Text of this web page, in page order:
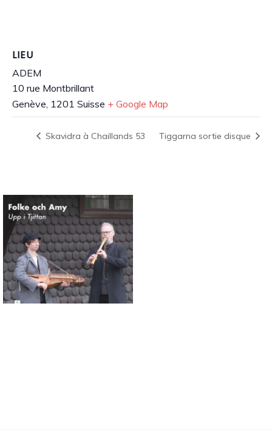
LIEU
ADEM
10 rue Montbrillant
Genève, 1201 Suisse + Google Map
Skavidra à Chaillands 53 Tiggarna sortie disque